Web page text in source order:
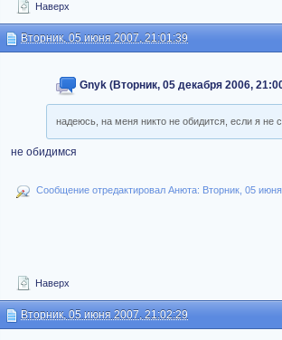
Наверх
Вторник, 05 июня 2007, 21:01:39
Gnyk (Вторник, 05 декабря 2006,
надеюсь, на меня никто не обидится, если я не
не обидимся
Сообщение отредактировал Анюта: Вторник, 05
Наверх
Вторник, 05 июня 2007, 21:02:29